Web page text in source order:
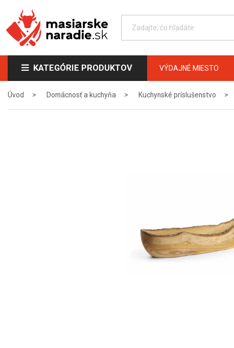
KATEGÓRIE PRODUKTOV VÝDAJNÉ MIESTO
Úvod Domácnosť a kuchyňa Kuchynské príslušenstvo